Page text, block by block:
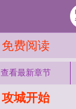
免费阅读
查看最新章节
攻城开始